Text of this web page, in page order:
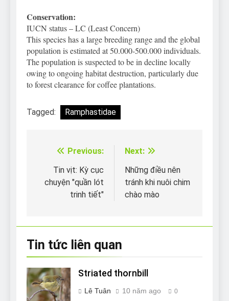
Conservation:
IUCN status – LC (Least Concern)
This species has a large breeding range and the global
population is estimated at 50.000-500.000 individuals.
The population is suspected to be in decline locally
owing to ongoing habitat destruction, particularly due
to forest clearance for coffee plantations.
Tagged: Ramphastidae
Điều
hướng
Previous:
Tin vịt: Kỳ cục
chuyện "quần lót
trinh tiết"
Next:
Những điều nên
tránh khi nuôi chim
chào mào
Tin tức liên quan
Striated thornbill
Lê Tuân 10 năm ago 0